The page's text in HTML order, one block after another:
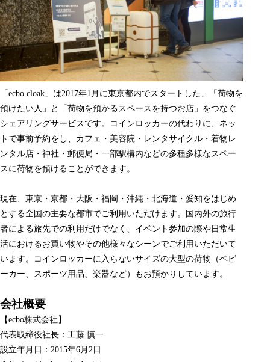
「ecbo cloak」は2017年1月に東京都内でスタートした、「荷物を
預けたい人」と「荷物を預かるスペースを持つお店」をつなぐ
シェアリングサービスです。コインロッカーの代わりに、ネッ
トで事前予約をし、カフェ・美容院・レンタサイクル・着物レ
ンタル店・神社・郵便局・一部駅構内などの多種多様なスペー
スに荷物を預けることができます。
現在、東京・京都・大阪・福岡・沖縄・北海道・愛知をはじめ
とする全国の主要な都市でご利用いただけます。国内外の旅行
者による旅先での利用だけでなく、イベント参加の際や日常生
活におけるお買い物やその他様々なシーンでご利用いただいて
います。コインロッカーに入らないサイズの大型の荷物（ベビ
ーカー、スポーツ用品、楽器など）もお預かりしています。
会社概要
【ecbo株式会社】
代表取締役社長：工藤 慎一
設立年月日：2015年6月2日